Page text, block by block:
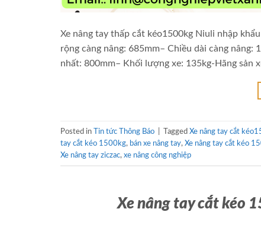
Xe nâng tay thấp cắt kéo1500kg Niuli nhập
rộng càng nâng: 685mm– Chiều dài càng nâng:
nhất: 800mm– Khối lượng xe: 135kg-Hãng sản
Posted in Tin tức Thông Báo Tagged Xe nâng tay cắt
tay cắt kéo 1500kg, bán xe nâng tay, Xe nâng tay cắt kéo
Xe nâng tay ziczac, xe nâng công nghiệp
Xe nâng tay cắt kéo